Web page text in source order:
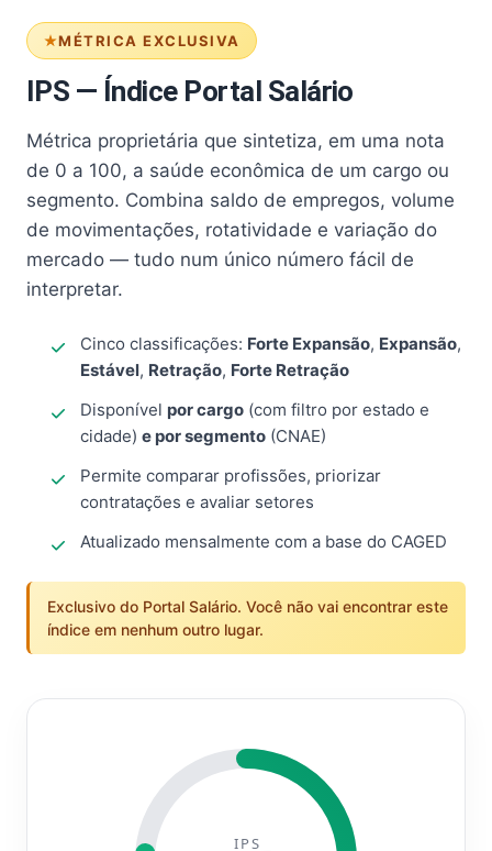
MÉTRICA EXCLUSIVA
IPS — Índice Portal Salário
Métrica proprietária que sintetiza, em uma nota
de 0 a 100, a saúde econômica de um cargo ou
segmento. Combina saldo de empregos, volume
de movimentações, rotatividade e variação do
mercado — tudo num único número fácil de
interpretar.
Cinco classificações: Forte Expansão, Expansão,
Estável, Retração, Forte Retração
Disponível por cargo (com filtro por estado e
cidade) e por segmento (CNAE)
Permite comparar profissões, priorizar
contratações e avaliar setores
Atualizado mensalmente com a base do CAGED
Exclusivo do Portal Salário. Você não vai encontrar este
índice em nenhum outro lugar.
IPS